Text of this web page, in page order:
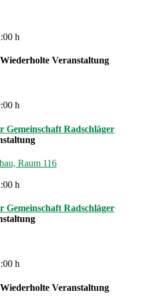
h
h
Gemeinschaft Radschläger
Raum 116
h
Gemeinschaft Radschläger
h